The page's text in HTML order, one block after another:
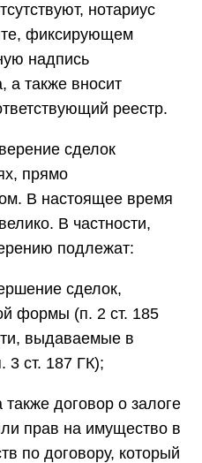
нотариус
фиксирующем
надпись
а также вносит
реестр.
сделок
прямо
В настоящее время
В частности,
подлежат:
сделок,
формы (п. 2 ст. 185
выдаваемые в
3 ст. 187 ГК);
договор о залоге
прав на имущество в
по договору, который